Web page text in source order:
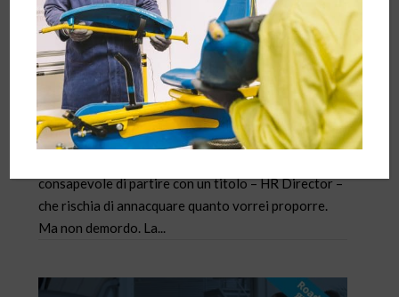
Ma cosa c’entra l’HR con la Lean?
16 Ott, 2019|News , Lean Sales,Lean Services
Inutile tergiversare, la domanda viene spesso a
galla. Vorrei raccontare della nostra esperienza con
consapevole di partire con un titolo – HR Director –
che rischia di annacquare quanto vorrei proporre.
Ma non demordo. La...